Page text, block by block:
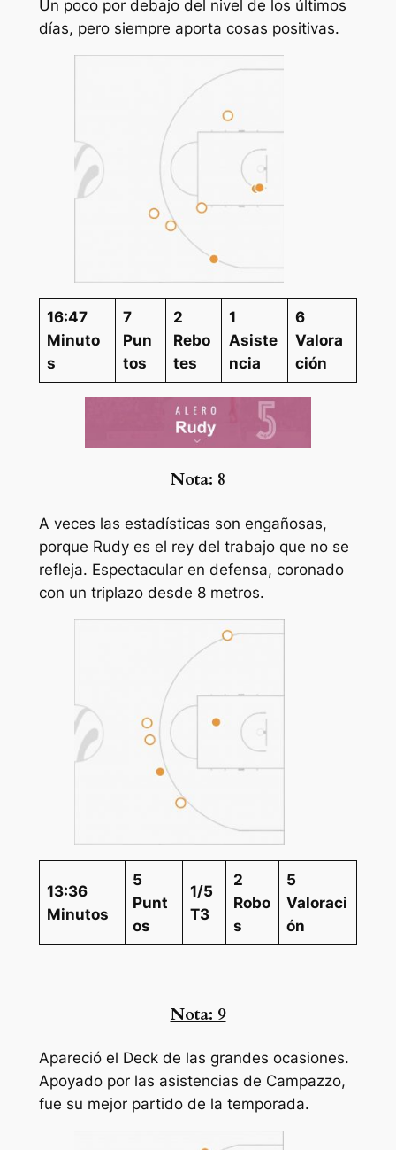
Un poco por debajo del nivel de los últimos
días, pero siempre aporta cosas positivas.
16:47
Minuto
s
7
Pun
tos
2
Rebo
tes
1
Asiste
ncia
6
Valora
ción
Nota: 8
A veces las estadísticas son engañosas,
porque Rudy es el rey del trabajo que no se
refleja. Espectacular en defensa, coronado
con un triplazo desde 8 metros.
13:36
Minutos
5
Punt
os
1/5
T3
2
Robo
s
5
Valoraci
ón
Nota: 9
Apareció el Deck de las grandes ocasiones.
Apoyado por las asistencias de Campazzo,
fue su mejor partido de la temporada.